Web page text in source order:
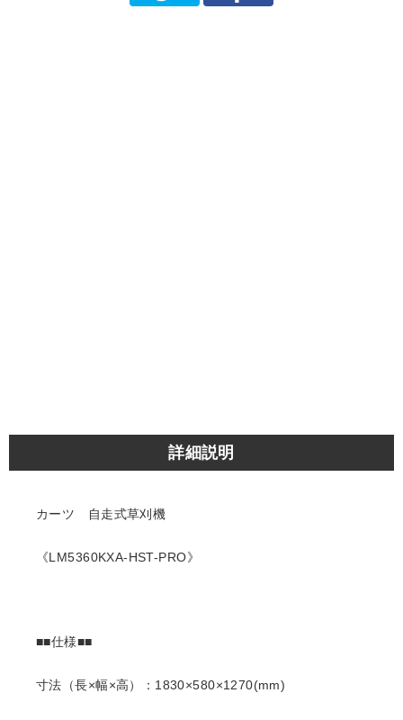
詳細説明
カーツ 自走式草刈機
《LM5360KXA-HST-PRO》
■■仕様■■
寸法（長×幅×高）：1830×580×1270(mm)